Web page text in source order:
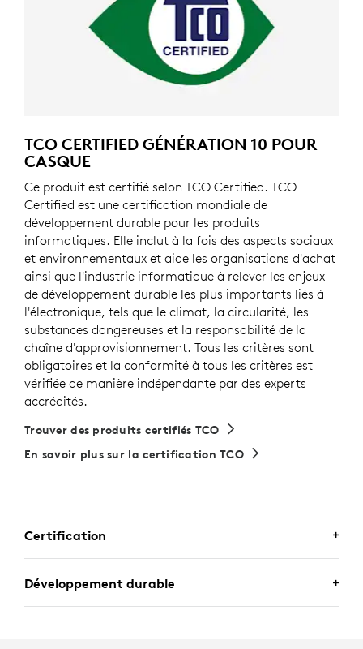
TCO CERTIFIED GÉNÉRATION 10 POUR
CASQUE
Ce produit est certifié selon TCO Certified. TCO
Certified est une certification mondiale de
développement durable pour les produits
informatiques. Elle inclut à la fois des aspects sociaux
et environnementaux et aide les organisations d'achat
ainsi que l'industrie informatique à relever les enjeux
de développement durable les plus importants liés à
l'électronique, tels que le climat, la circularité, les
substances dangereuses et la responsabilité de la
chaîne d'approvisionnement. Tous les critères sont
obligatoires et la conformité à tous les critères est
vérifiée de manière indépendante par des experts
accrédités.
Trouver des produits certifiés TCO
En savoir plus sur la certification TCO
Certification
CERTIFIÉ POUR LES
PROFESSIONNELS
Développement durable